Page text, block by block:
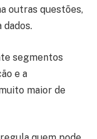
outras questões,
dados.
segmentos
e a
maior de